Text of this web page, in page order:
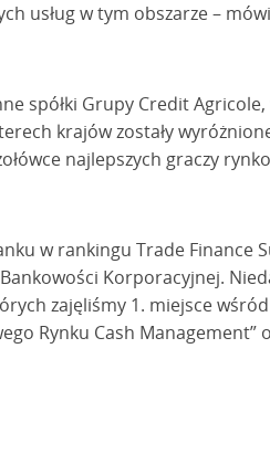
usług w tym obszarze –
spółki Grupy Credit
krajów zostały
najlepszych graczy
w rankingu Trade Finance
Korporacyjnej.
zajęliśmy 1. miejsce
Rynku Cash Management”